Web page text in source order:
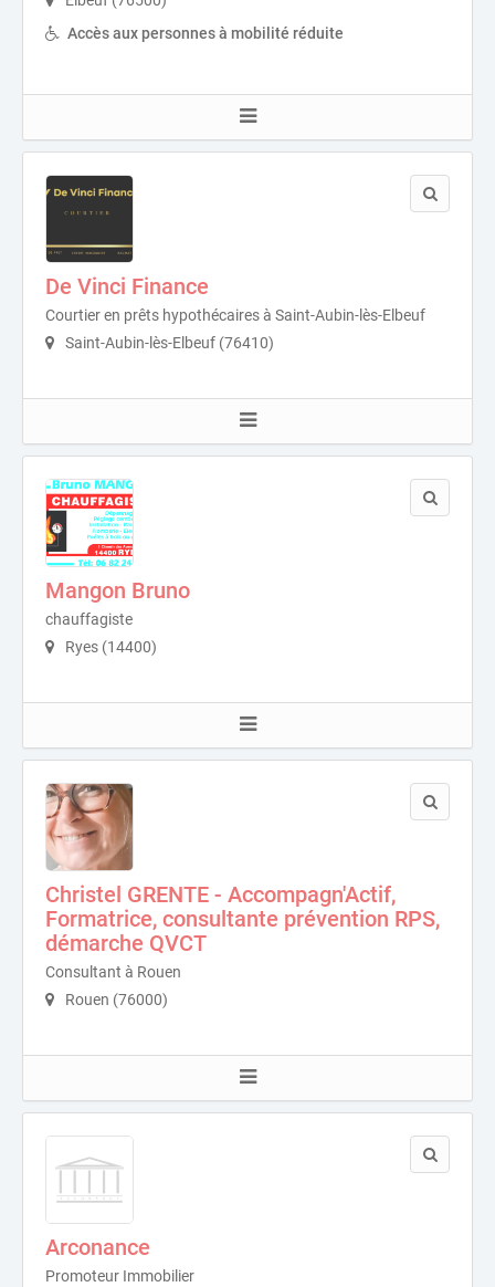
Accès aux personnes à mobilité réduite
De Vinci Finance
Courtier en prêts hypothécaires à Saint-Aubin-lès-Elbeuf
Saint-Aubin-lès-Elbeuf (76410)
Mangon Bruno
chauffagiste
Ryes (14400)
Christel GRENTE - Accompagn'Actif,
Formatrice, consultante prévention RPS,
démarche QVCT
Consultant à Rouen
Rouen (76000)
Arconance
Promoteur Immobilier